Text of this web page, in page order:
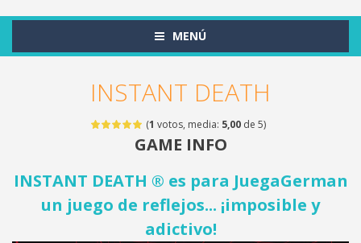
MENÚ
INSTANT DEATH
(1 votos, media: 5,00 de 5)
GAME INFO
INSTANT DEATH ® es para JuegaGerman
un juego de reflejos... ¡imposible y
adictivo!